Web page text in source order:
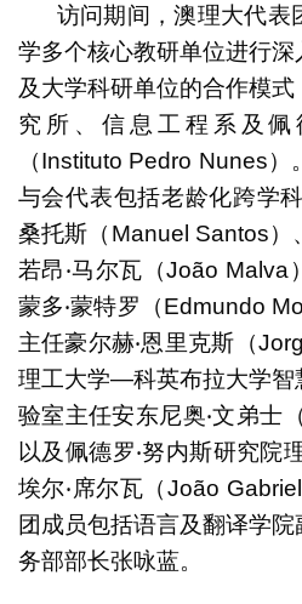
访问期间，澳理大代表
学多个核心教研单位进行
及大学科研单位的合作模
究所、信息工程系及佩
（Instituto Pedro Nunes
与会代表包括老龄化跨学
桑托斯（Manuel Santos）
若昂‧马尔瓦（João Malva
蒙多‧蒙特罗（Edmundo
主任豪尔赫‧恩里克斯（
理工大学—科英布拉大学智
验室主任安东尼奥‧文弟士
以及佩德罗‧努内斯研究院
埃尔‧席尔瓦（João
团成员包括语言及翻译学
务部部长张咏蓝。